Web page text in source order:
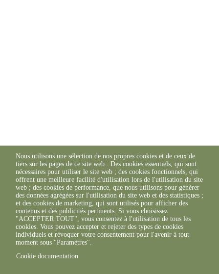
Nous utilisons une sélection de nos propres cookies et de ceux de
tiers sur les pages de ce site web : Des cookies essentiels, qui sont
nécessaires pour utiliser le site web ; des cookies fonctionnels, qui
offrent une meilleure facilité d'utilisation lors de l'utilisation du site
web ; des cookies de performance, que nous utilisons pour générer
des données agrégées sur l'utilisation du site web et des statistiques ;
et des cookies de marketing, qui sont utilisés pour afficher des
contenus et des publicités pertinents. Si vous choisissez
"ACCEPTER TOUT", vous consentez à l'utilisation de tous les
cookies. Vous pouvez accepter et rejeter des types de cookies
individuels et révoquer votre consentement pour l'avenir à tout
moment sous "Paramètres".
Cookie documentation